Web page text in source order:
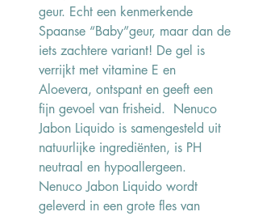
geur. Echt een kenmerkende
Spaanse “Baby”geur, maar dan de
iets zachtere variant! De gel is
verrijkt met vitamine E en
Aloevera, ontspant en geeft een
fijn gevoel van frisheid. Nenuco
Jabon Liquido is samengesteld uit
natuurlijke ingrediënten, is PH
neutraal en hypoallergeen.
Nenuco Jabon Liquido wordt
geleverd in een grote fles van